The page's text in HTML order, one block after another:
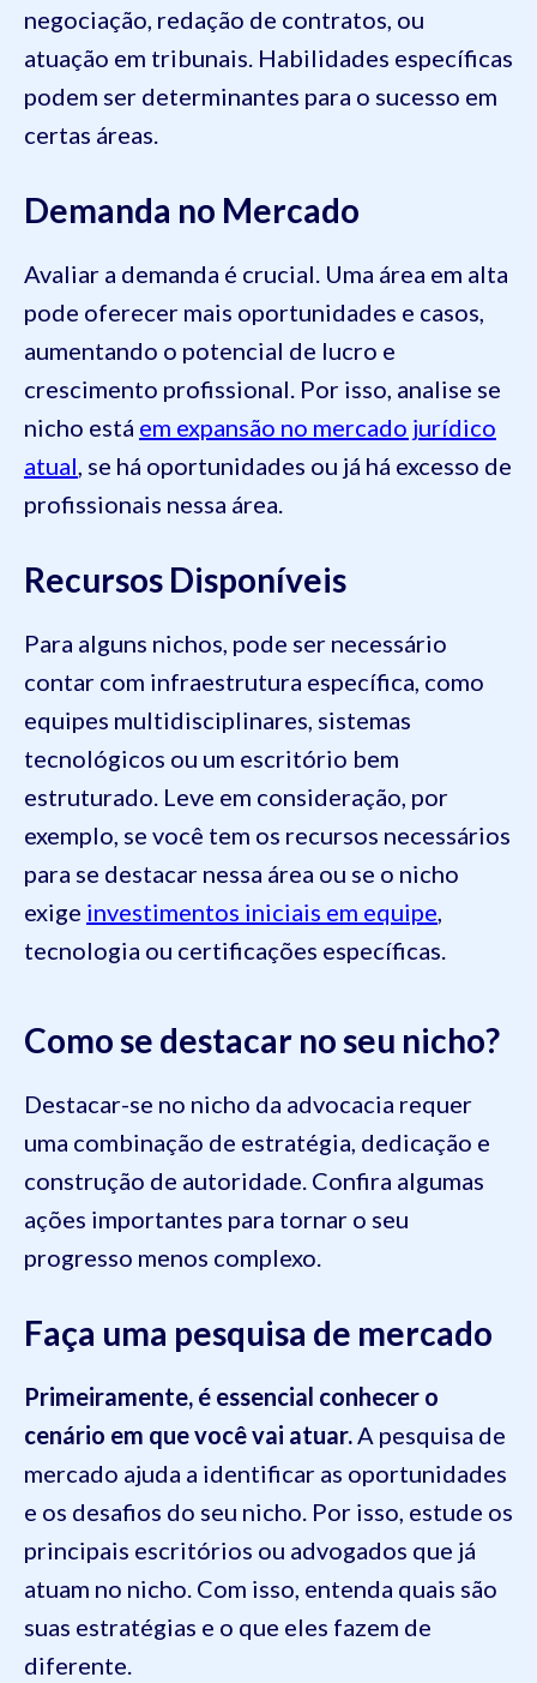
negociação, redação de contratos, ou
atuação em tribunais. Habilidades específicas
podem ser determinantes para o sucesso em
certas áreas.
Demanda no Mercado
Avaliar a demanda é crucial. Uma área em alta
pode oferecer mais oportunidades e casos,
aumentando o potencial de lucro e
crescimento profissional. Por isso, analise se
nicho está em expansão no mercado jurídico
atual , se há oportunidades ou já há excesso de
profissionais nessa área.
Recursos Disponíveis
Para alguns nichos, pode ser necessário
contar com infraestrutura específica, como
equipes multidisciplinares, sistemas
tecnológicos ou um escritório bem
estruturado. Leve em consideração, por
exemplo, se você tem os recursos necessários
para se destacar nessa área ou se o nicho
exige investimentos iniciais em equipe
tecnologia ou certificações específicas.
Como se destacar no seu nicho?
Destacar-se no nicho da advocacia requer
uma combinação de estratégia, dedicação e
construção de autoridade. Confira algumas
ações importantes para tornar o seu
progresso menos complexo.
Faça uma pesquisa de mercado
Primeiramente, é essencial conhecer o
cenário em que você vai atuar. A pesquisa de
mercado ajuda a identificar as oportunidades
e os desafios do seu nicho. Por isso, estude os
principais escritórios ou advogados que já
atuam no nicho. Com isso, entenda quais são
suas estratégias e o que eles fazem de
diferente.